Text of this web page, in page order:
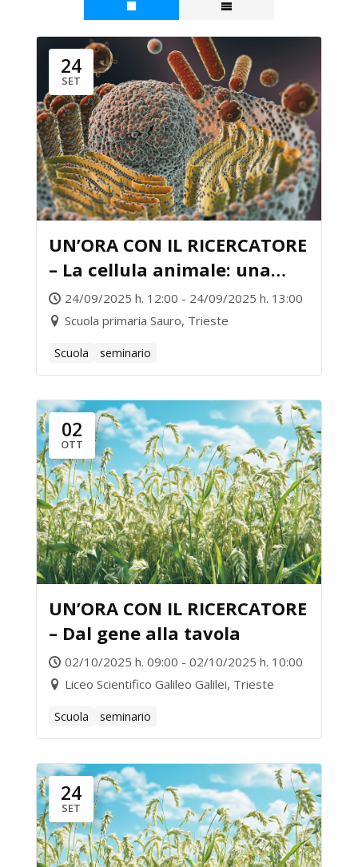
24
SET
UN’ORA CON IL RICERCATORE
– La cellula animale: una
fortezza
24/09/2025 h. 12:00 - 24/09/2025 h. 13:00
Scuola primaria Sauro, Trieste
Scuola seminario
02
OTT
UN’ORA CON IL RICERCATORE
– Dal gene alla tavola
02/10/2025 h. 09:00 - 02/10/2025 h. 10:00
Liceo Scientifico Galileo Galilei, Trieste
Scuola seminario
24
SET